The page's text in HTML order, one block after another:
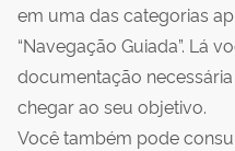
em uma das categorias
“Navegação Guiada”. Lá
documentação
chegar ao seu objetivo.
Você também pode